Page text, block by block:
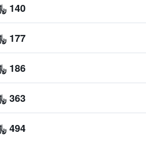
140 ﷼
177 ﷼
186 ﷼
363 ﷼
494 ﷼